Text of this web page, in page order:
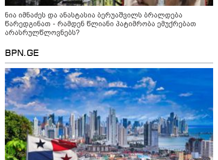
19:42 / 06-08-2026
გიგა ავალიანი ზედმეტ
ყურადღებას იჩენდა მის
მიმართ, რითაც გაბაშვილი
წააქეზა" - პროკურატურა
19:33 / 06-08-2026
რა სასჯელი ემუქრება ნია
იმნაძეს? - პროკურატურამ მას
ბრალდება წარუდგინა
ნია იმნაძეს და ანასტასია ბერუაშვილს ბრალდება
წარედგინათ - რამდენ წლიანი პატიმრობა ემუქრებათ
არასრულწლოვნებს?
BPN.GE